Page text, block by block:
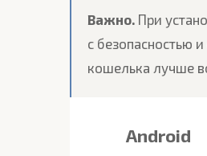
Важно. При
с безопасностью
кошелька лучше
Android